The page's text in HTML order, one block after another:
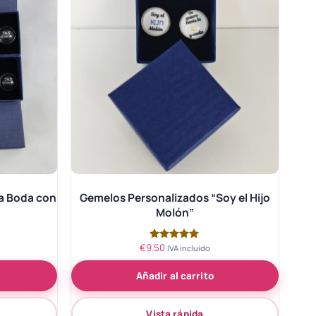
Boda con
Gemelos Personalizados “Soy el Hijo
Molón”
Valorado
de 5
€9.50 IVA incluido
Añadir al carrito